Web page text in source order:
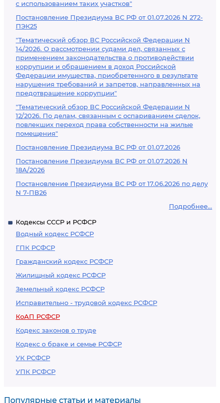
с использованием таких участков"
Постановление Президиума ВС РФ от 01.07.2026 N 272-
ПЭК25
"Тематический обзор ВС Российской Федерации N
14/2026. О рассмотрении судами дел, связанных с
применением законодательства о противодействии
коррупции и обращением в доход Российской
Федерации имущества, приобретенного в результате
нарушения требований и запретов, направленных на
предотвращение коррупции"
"Тематический обзор ВС Российской Федерации N
12/2026. По делам, связанным с оспариванием сделок,
повлекших переход права собственности на жилые
помещения"
Постановление Президиума ВС РФ от 01.07.2026
Постановление Президиума ВС РФ от 01.07.2026 N
18А/2026
Постановление Президиума ВС РФ от 17.06.2026 по делу
N 7-ПВ26
Подробнее...
Кодексы СССР и РСФСР
Водный кодекс РСФСР
ГПК РСФСР
Гражданский кодекс РСФСР
Жилищный кодекс РСФСР
Земельный кодекс РСФСР
Исправительно - трудовой кодекс РСФСР
КоАП РСФСР
Кодекс законов о труде
Кодекс о браке и семье РСФСР
УК РСФСР
УПК РСФСР
Популярные статьи и материалы